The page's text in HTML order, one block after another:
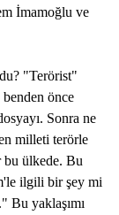
İmamoğlu ve
"Terörist"
önce
Sonra ne
milleti terörle
bu ülkede. Bu
ilgili bir şey mi
Bu yaklaşımı